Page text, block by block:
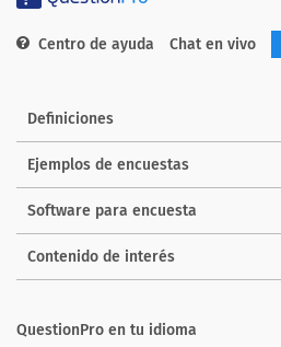
Centro de ayuda Chat en vivo
Definiciones
Ejemplos de encuestas
Software para encuesta
Contenido de interés
QuestionPro en tu idioma